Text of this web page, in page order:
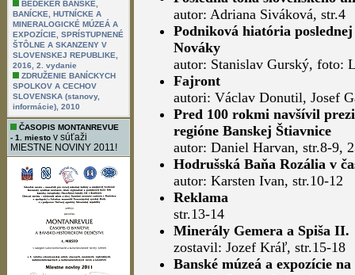
BEDEKER BANSKÉ,
BANÍCKE, HUTNÍCKE A
MINERALOGICKÉ MÚZEÁ A
EXPOZÍCIE, SPRÍSTUPNENÉ
ŠTÔLNE A SKANZENY V
SLOVENSKEJ REPUBLIKE,
2016, 2. vydanie
ZDRUŽENIE BANÍCKYCH
SPOLKOV A CECHOV
SLOVENSKA (stanovy,
informácie), 2010
ČASOPIS MONTANREVUE
- 1. miesto v súťaži
MIESTNE NOVINY 2011!
autor: Adriana Siváková, str.4
Podniková hiatória
Nováky
autor: Stanislav Gurský, foto:
Fajront
autori: Václav Donutil, Josef
Pred 100 rokmi navšívil
regióne Banskej Štiavnice
autor: Daniel Harvan, str.8-9,
Hodrušská Baňa Rozália v
autor: Karsten Ivan, str.10-12
Reklama
str.13-14
Minerály Gemera a Spiša II.
zostavil: Jozef Kráľ, str.15-18
Banské múzeá a expozície